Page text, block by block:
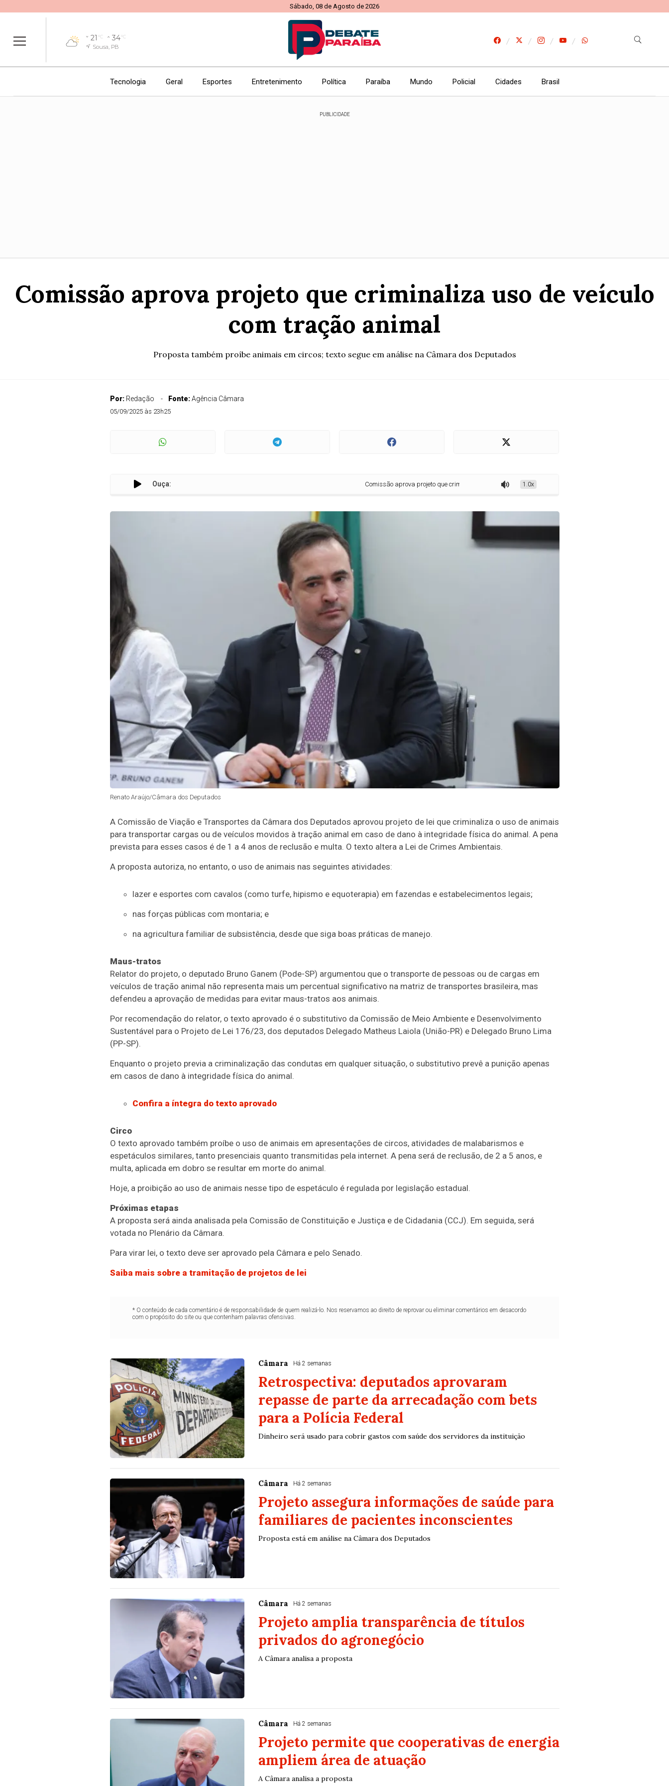
Sábado, 08 de Agosto de 2026
21 °C 34°C
Sousa, PB
Tecnologia Geral Esportes Entretenimento Política Paraíba Mundo Policial Cidades Brasil
PUBLICIDADE
Comissão aprova projeto que criminaliza uso de veículo
com tração animal
Proposta também proíbe animais em circos; texto segue em análise na Câmara dos Deputados
Por: Redação Fonte:Agência Câmara
05/09/2025 às 23h25
Ouça: Comissão aprova projeto que criminaliza uso de veículo com tração animal
1.0x
Renato Araújo/Câmara dos Deputados
A Comissão de Viação e Transportes da Câmara dos Deputados aprovou projeto de lei que criminaliza o uso de animais
para transportar cargas ou de veículos movidos à tração animal em caso de dano à integridade física do animal. A pena
prevista para esses casos é de 1 a 4 anos de reclusão e multa. O texto altera a Lei de Crimes Ambientais.
A proposta autoriza, no entanto, o uso de animais nas seguintes atividades:
lazer e esportes com cavalos (como turfe, hipismo e equoterapia) em fazendas e estabelecimentos legais;
nas forças públicas com montaria; e
na agricultura familiar de subsistência, desde que siga boas práticas de manejo.
Maus-tratos
Relator do projeto, o deputado Bruno Ganem (Pode-SP) argumentou que o transporte de pessoas ou de cargas em
veículos de tração animal não representa mais um percentual significativo na matriz de transportes brasileira, mas
defendeu a aprovação de medidas para evitar maus-tratos aos animais.
Por recomendação do relator, o texto aprovado é o substitutivo da Comissão de Meio Ambiente e Desenvolvimento
Sustentável para o Projeto de Lei 176/23, dos deputados Delegado Matheus Laiola (União-PR) e Delegado Bruno Lima
(PP-SP).
Enquanto o projeto previa a criminalização das condutas em qualquer situação, o substitutivo prevê a punição apenas
em casos de dano à integridade física do animal.
Confira a íntegra do texto aprovado
Circo
O texto aprovado também proíbe o uso de animais em apresentações de circos, atividades de malabarismos e
espetáculos similares, tanto presenciais quanto transmitidas pela internet. A pena será de reclusão, de 2 a 5 anos, e
multa, aplicada em dobro se resultar em morte do animal.
Hoje, a proibição ao uso de animais nesse tipo de espetáculo é regulada por legislação estadual.
Próximas etapas
A proposta será ainda analisada pela Comissão de Constituição e Justiça e de Cidadania (CCJ). Em seguida, será
votada no Plenário da Câmara.
Para virar lei, o texto deve ser aprovado pela Câmara e pelo Senado.
Saiba mais sobre a tramitação de projetos de lei
* O conteúdo de cada comentário é de responsabilidade de quem realizá-lo. Nos reservamos ao direito de reprovar ou eliminar comentários em desacordo
com o propósito do site ou que contenham palavras ofensivas.
Câmara Há 2 semanas
Retrospectiva: deputados aprovaram
repasse de parte da arrecadação com bets
para a Polícia Federal
Dinheiro será usado para cobrir gastos com saúde dos servidores da instituição
Câmara Há 2 semanas
Projeto assegura informações de saúde para
familiares de pacientes inconscientes
Proposta está em análise na Câmara dos Deputados
Câmara Há 2 semanas
Projeto amplia transparência de títulos
privados do agronegócio
A Câmara analisa a proposta
Câmara Há 2 semanas
Projeto permite que cooperativas de energia
ampliem área de atuação
A Câmara analisa a proposta